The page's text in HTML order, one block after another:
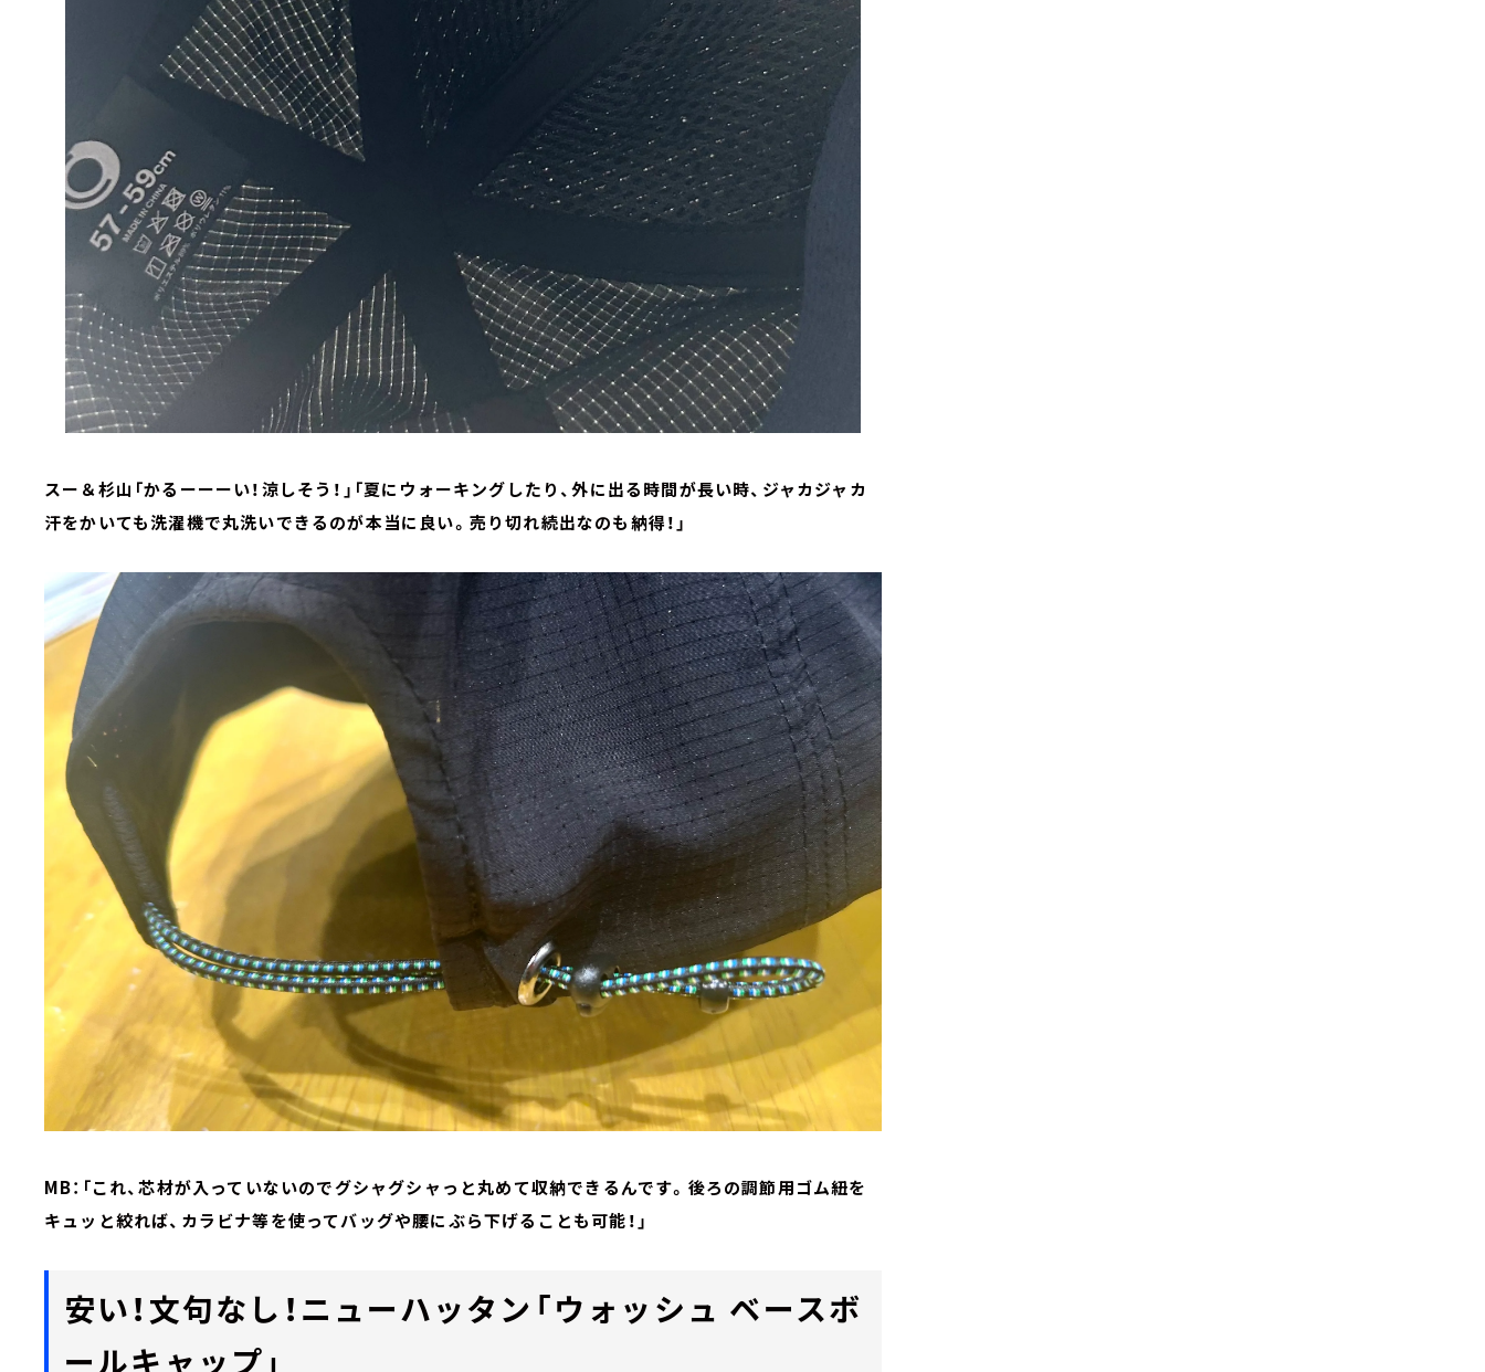
スー＆杉山「かるーーーい！涼しそう！」「夏にウォーキングしたり、外に出る時間が長い時、ジャカジャカ
汗をかいても洗濯機で丸洗いできるのが本当に良い。売り切れ続出なのも納得！」
MB：「これ、芯材が入っていないのでグシャグシャっと丸めて収納できるんです。後ろの調節用ゴム紐を
キュッと絞れば、カラビナ等を使ってバッグや腰にぶら下げることも可能！」
安い！文句なし！ニューハッタン「ウォッシュ ベースボ
ールキャップ」